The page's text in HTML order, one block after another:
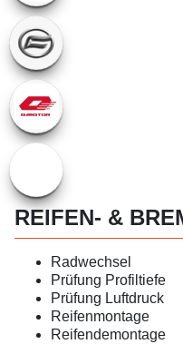
REIFEN- &
Radwechsel
Prüfung Profiltiefe
Prüfung Luftdruck
Reifenmontage
Reifendemontage